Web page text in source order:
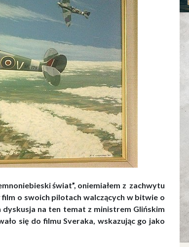
świat”, oniemiałem z zachwytu
o swoich pilotach walczących w bitwie o
dyskusja na ten temat z ministrem Glińskim
się do filmu Sveraka, wskazując go jako